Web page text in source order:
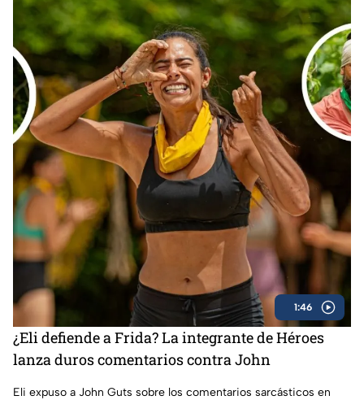
1:46
¿Eli defiende a Frida? La integrante de Héroes
lanza duros comentarios contra John
Eli expuso a John Guts sobre los comentarios sarcásticos en